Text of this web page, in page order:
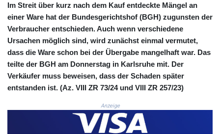
CUP 30.568357
CVE 110.333668
CZK 24.263276
DJF 205.391597
DKK 7.475497
DOP 67.329861
DZD 153.461287
EGP 57.417408
ETB 186.159691
FJD 2.553842
FKP 0.857346
Im Streit über kurz nach dem Kauf entdeckte Mängel an
einer Ware hat der Bundesgerichtshof (BGH) zugunsten der
Verbraucher entschieden. Auch wenn verschiedene
Ursachen möglich sind, wird zunächst einmal vermutet,
dass die Ware schon bei der Übergabe mangelhaft war. Das
teilte der BGH am Donnerstag in Karlsruhe mit. Der
Verkäufer muss beweisen, dass der Schaden später
entstanden ist. (Az. VIII ZR 73/24 und VIII ZR 257/23)
Anzeige